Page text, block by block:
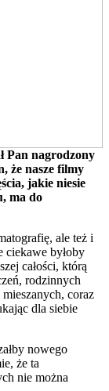
Pan nagrodzony
że nasze filmy
jakie niesie
ma do
ale też i
ciekawe byłoby
całości, którą
rodzinnych
coraz
dla siebie
nowego
że ta
nie można